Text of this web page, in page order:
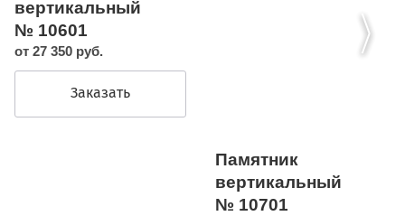
вертикальный
№ 10601
от 27 350 руб.
Заказать
Памятник
вертикальный
№ 10701